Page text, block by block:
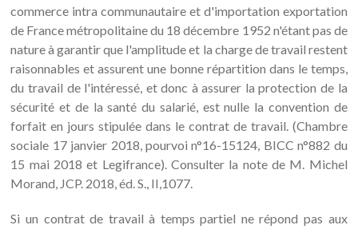
commerce intra communautaire et d'importation exportation
de France métropolitaine du 18 décembre 1952 n'étant pas de
nature à garantir que l'amplitude et la charge de travail restent
raisonnables et assurent une bonne répartition dans le temps,
du travail de l'intéressé, et donc à assurer la protection de la
sécurité et de la santé du salarié, est nulle la convention de
forfait en jours stipulée dans le contrat de travail. (Chambre
sociale 17 janvier 2018, pourvoi n°16-15124, BICC n°882 du
15 mai 2018 et Legifrance). Consulter la note de M. Michel
Morand, JCP. 2018, éd. S., II,1077.
Si un contrat de travail à temps partiel ne répond pas aux